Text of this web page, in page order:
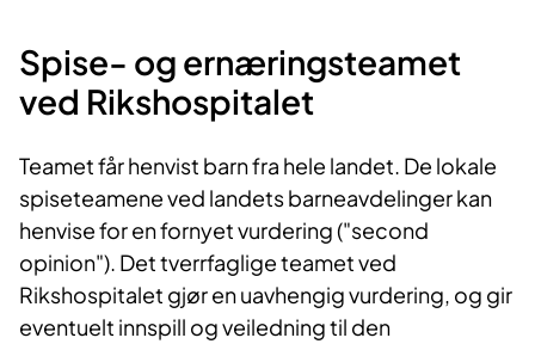
Spise- og ernæringsteamet
ved Rikshospitalet
Teamet får henvist barn fra hele landet. De lokale
spiseteamene ved landets barneavdelinger kan
henvise for en fornyet vurdering ("second
opinion"). Det tverrfaglige teamet ved
Rikshospitalet gjør en uavhengig vurdering, og gir
eventuelt innspill og veiledning til den